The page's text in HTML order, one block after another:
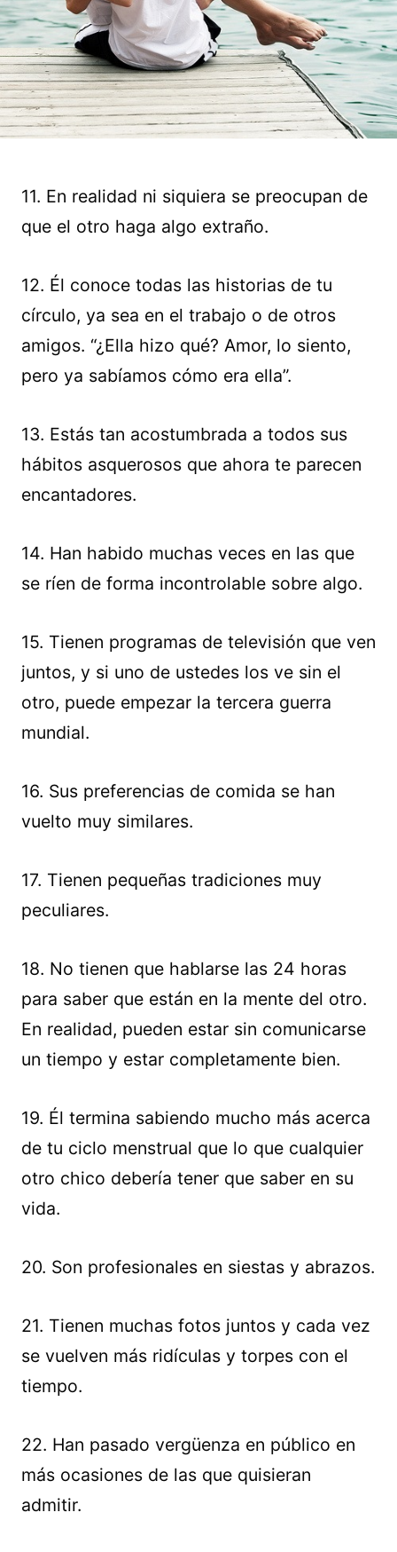
11. En realidad ni siquiera se preocupan de
que el otro haga algo extraño.
12. Él conoce todas las historias de tu
círculo, ya sea en el trabajo o de otros
amigos. “¿Ella hizo qué? Amor, lo siento,
pero ya sabíamos cómo era ella”.
13. Estás tan acostumbrada a todos sus
hábitos asquerosos que ahora te parecen
encantadores.
14. Han habido muchas veces en las que
se ríen de forma incontrolable sobre algo.
15. Tienen programas de televisión que ven
juntos, y si uno de ustedes los ve sin el
otro, puede empezar la tercera guerra
mundial.
16. Sus preferencias de comida se han
vuelto muy similares.
17. Tienen pequeñas tradiciones muy
peculiares.
18. No tienen que hablarse las 24 horas
para saber que están en la mente del otro.
En realidad, pueden estar sin comunicarse
un tiempo y estar completamente bien.
19. Él termina sabiendo mucho más acerca
de tu ciclo menstrual que lo que cualquier
otro chico debería tener que saber en su
vida.
20. Son profesionales en siestas y abrazos.
21. Tienen muchas fotos juntos y cada vez
se vuelven más ridículas y torpes con el
tiempo.
22. Han pasado vergüenza en público en
más ocasiones de las que quisieran
admitir.